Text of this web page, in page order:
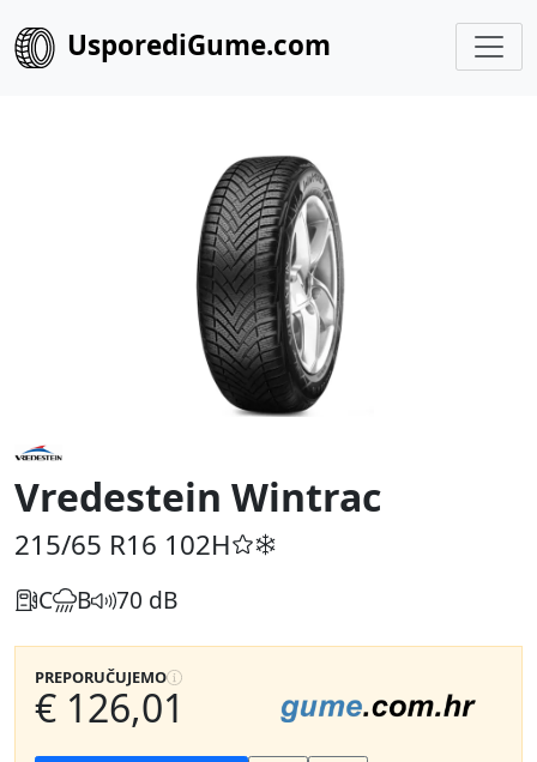
UsporediGume.com
Vredestein Wintrac
215/65 R16 102H
C B 70 dB
PREPORUČUJEMO
€ 126,01